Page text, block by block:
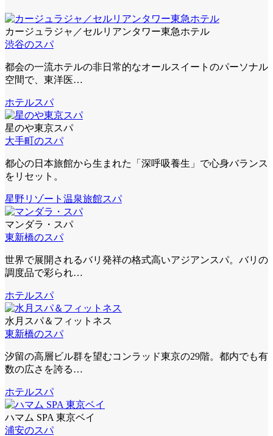
カージュラジャ／セルリアンタワー東急ホテル
渋谷のスパ
都会の一流ホテルの非日常的なオールスイートのパーソナル
空間で、東洋医…
ホテルスパ
星のや東京スパ
大手町のスパ
都心の日本旅館から生まれた「深呼吸養生」で心身バランス
をリセット。
星野リゾート 温泉旅館スパ
マンダラ・スパ
東新橋のスパ
世界で展開されるバリ発祥の格式高いアジアンスパ。バリの
調度品で彩られ…
ホテルスパ
水月スパ＆フィットネス
東新橋のスパ
汐留の高層ビル群を望むコンラッド東京の29階。都内でも有
数の広さを誇る…
ホテルスパ
ハマム SPA 東京ベイ
浦安のスパ